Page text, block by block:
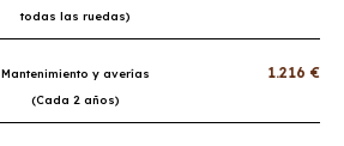
todas las ruedas)
Mantenimiento y averías
(Cada 2 años)
1.216 €